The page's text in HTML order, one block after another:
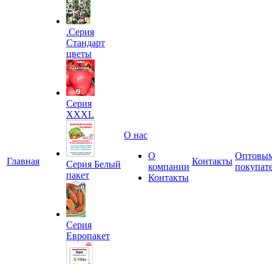
Главная
.Серия
Стандарт
цветы
Серия
XXXL
Серия Белый
пакет
Серия
Европакет
О нас
О
компании
Контакты
Контакты